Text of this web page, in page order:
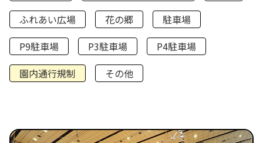
ふれあい広場
花の郷
駐車場
P9駐車場
P3駐車場
P4駐車場
園内通行規制
その他